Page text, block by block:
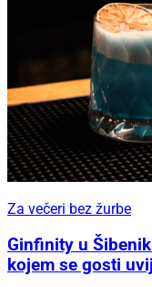
Za večeri bez žurbe
Ginfinity u
kojem se gosti